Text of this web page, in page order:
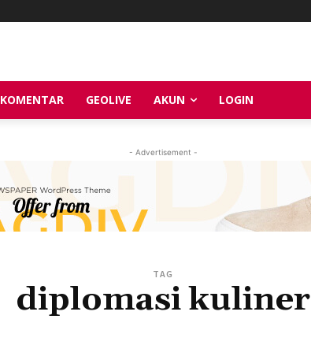
KOMENTAR GEOLIVE AKUN LOGIN
- Advertisement -
TAG
diplomasi kuliner